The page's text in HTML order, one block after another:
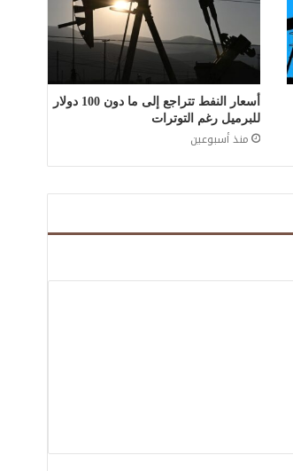
أسعار النفط تتراجع إلى ما دون 100 دولار
للبرميل رغم التوترات
منذ أسبوعين